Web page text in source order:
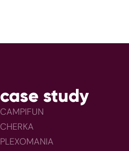
case study
CAMPIFUN
CHERKA
PLEXOMANIA